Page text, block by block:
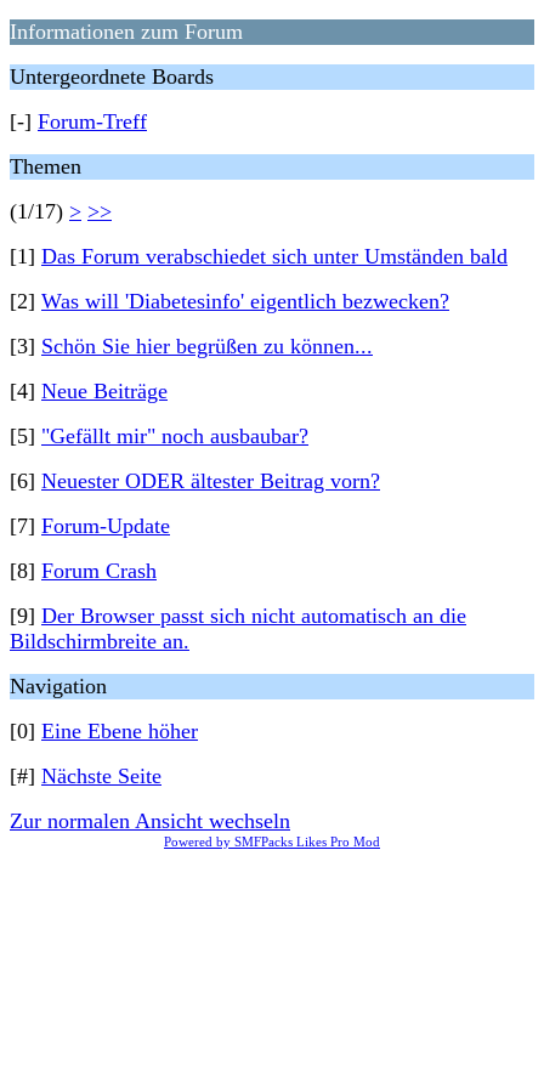
Informationen zum Forum
Untergeordnete Boards
[-] Forum-Treff
Themen
(1/17) > >>
[1] Das Forum verabschiedet sich unter Umständen bald
[2] Was will 'Diabetesinfo' eigentlich bezwecken?
[3] Schön Sie hier begrüßen zu können...
[4] Neue Beiträge
[5] "Gefällt mir" noch ausbaubar?
[6] Neuester ODER ältester Beitrag vorn?
[7] Forum-Update
[8] Forum Crash
[9] Der Browser passt sich nicht automatisch an die
Bildschirmbreite an.
Navigation
[0] Eine Ebene höher
[#] Nächste Seite
Zur normalen Ansicht wechseln
Powered by SMFPacks Likes Pro Mod